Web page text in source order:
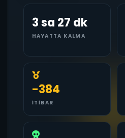
3 sa 27 dk
HAYATTA KALMA
-384
İTIBAR